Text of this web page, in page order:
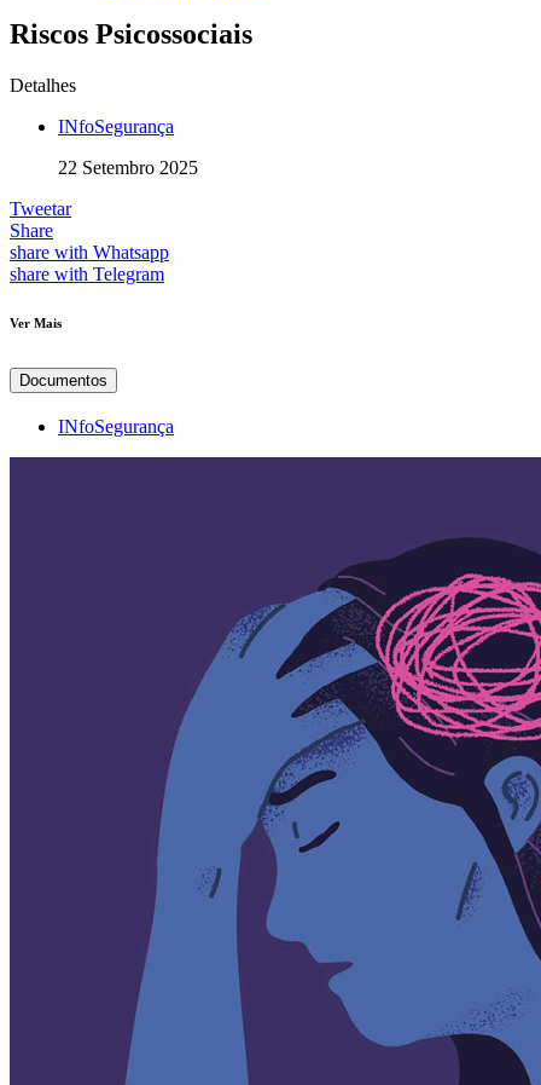
Riscos Psicossociais
Detalhes
INfoSegurança
22 Setembro 2025
Tweetar
Share
share with Whatsapp
share with Telegram
Ver Mais
Documentos
INfoSegurança